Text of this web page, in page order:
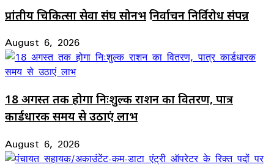
प्रांतीय चिकित्सा सेवा संघ सोनभद्र निर्वाचन निर्विरोध संपन्न
August 6, 2026
18 अगस्त तक होगा निःशुल्क राशन का वितरण, पात्र
कार्डधारक समय से उठाएं लाभ
August 6, 2026